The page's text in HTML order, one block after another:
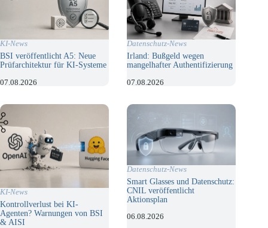
KI-News
BSI veröffentlicht A5: Neue
Prüfarchitektur für KI-Systeme
07.08.2026
Datenschutz-News
Irland: Bußgeld wegen
mangelhafter Authentifizierung
07.08.2026
KI-News
Kontrollverlust bei KI-
Agenten? Warnungen von BSI
& AISI
Datenschutz-News
Smart Glasses und Datenschutz:
CNIL veröffentlicht
Aktionsplan
06.08.2026